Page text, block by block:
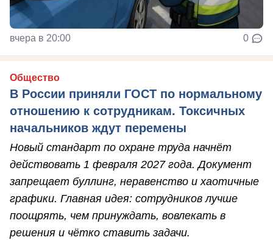
вчера в 20:00 0
Общество
В России приняли ГОСТ по нормальному
отношению к сотрудникам. Токсичных
начальников ждут перемены
Новый стандарт по охране труда начнёт
действовать 1 февраля 2027 года. Документ
запрещает буллинг, неравенство и хаотичные
графики. Главная идея: сотрудников лучше
поощрять, чем принуждать, вовлекать в
решения и чётко ставить задачи.